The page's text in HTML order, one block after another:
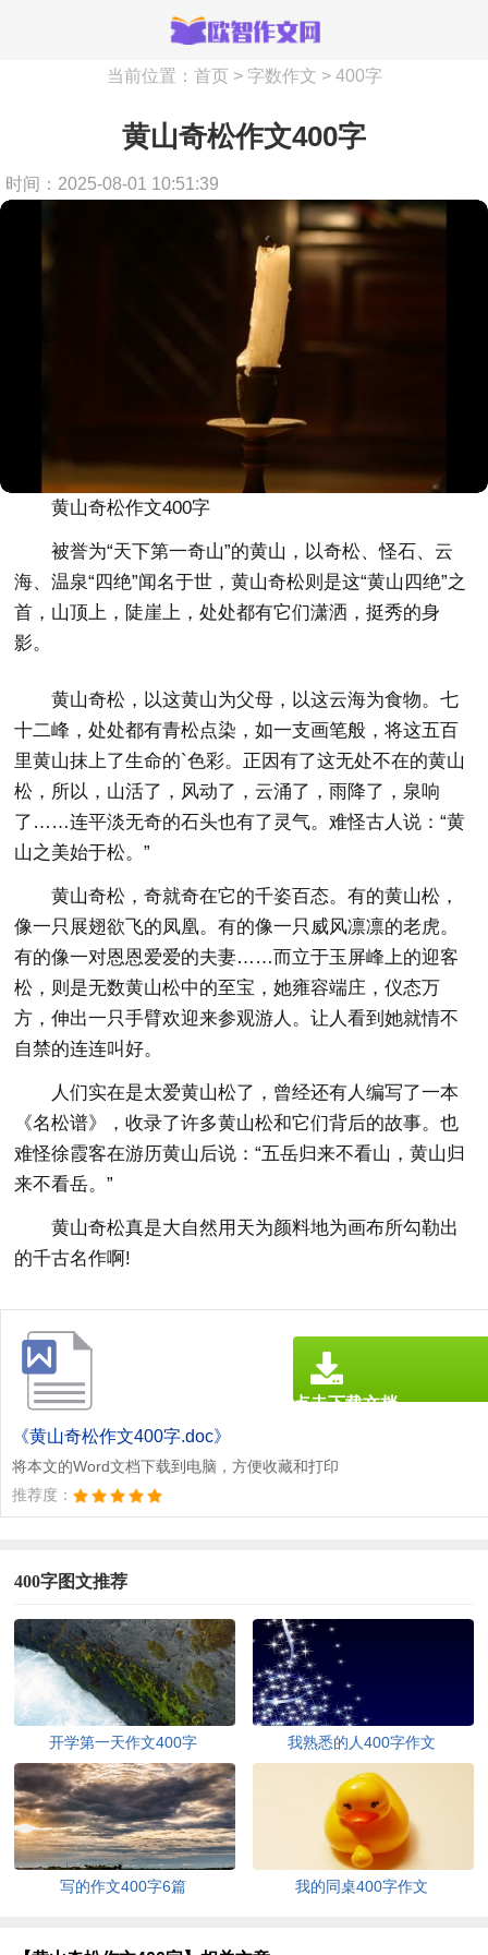
当前位置： 首页 > 字数作文 > 400字
黄山奇松作文400字
时间：2025-08-01 10:51:39
黄山奇松作文400字
被誉为“天下第一奇山”的黄山，以奇松、怪石、云
海、温泉“四绝”闻名于世，黄山奇松则是这“黄山四绝”之
首，山顶上，陡崖上，处处都有它们潇洒，挺秀的身
影。
黄山奇松，以这黄山为父母，以这云海为食物。七
十二峰，处处都有青松点染，如一支画笔般，将这五百
里黄山抹上了生命的`色彩。正因有了这无处不在的黄山
松，所以，山活了，风动了，云涌了，雨降了，泉响
了……连平淡无奇的石头也有了灵气。难怪古人说：“黄
山之美始于松。”
黄山奇松，奇就奇在它的千姿百态。有的黄山松，
像一只展翅欲飞的凤凰。有的像一只威风凛凛的老虎。
有的像一对恩恩爱爱的夫妻……而立于玉屏峰上的迎客
松，则是无数黄山松中的至宝，她雍容端庄，仪态万
方，伸出一只手臂欢迎来参观游人。让人看到她就情不
自禁的连连叫好。
人们实在是太爱黄山松了，曾经还有人编写了一本
《名松谱》，收录了许多黄山松和它们背后的故事。也
难怪徐霞客在游历黄山后说：“五岳归来不看山，黄山归
来不看岳。”
黄山奇松真是大自然用天为颜料地为画布所勾勒出
的千古名作啊!
《黄山奇松作文400字.doc》
将本文的Word文档下载到电脑，方便收藏和打印
推荐度：
点击下载文档
400字图文推荐
开学第一天作文400字 我熟悉的人400字作文
写的作文400字6篇 我的同桌400字作文